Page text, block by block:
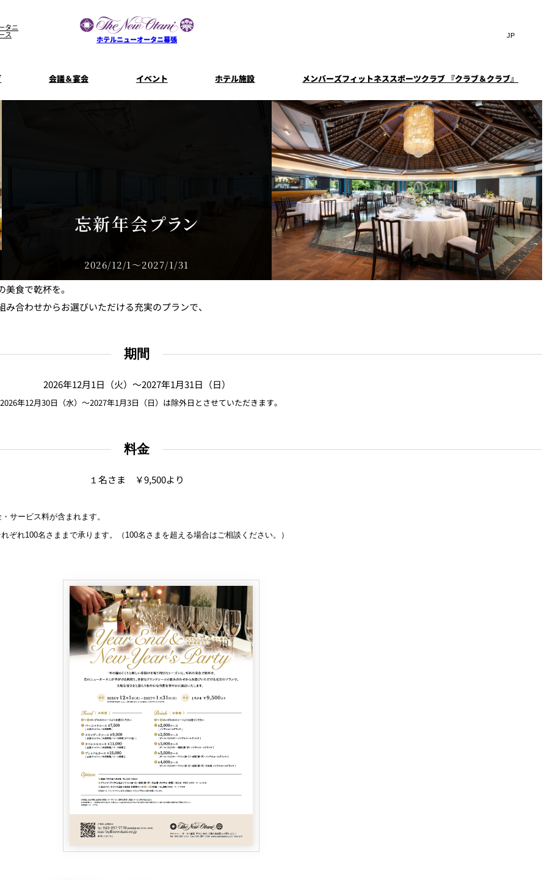
ホテルニューオータニ幕張
タニ
ス Search
サ
内
索
窓
を
開
閉
言
替
ニ
ュ
ー
を
開
閉
JP (日本語)
Select Language▼
宿泊プラン一覧
ニューオータニクラブ会
員限定
スイートご宿泊特典
～BREAKFAST～
ルームサービス
～ROOM SERVICE～
よくあるご質問
Sky Salon 欅
レストランギフト券 レストラン夏の涼宴プラ
レストラン個室お祝いプ
ラン
レストランご法要プラン チャペルでプロポーズデ
ウエディングスタイル フェア
料理・ケーキ プラン
資料請求 お問合せ
ホテルへのアクセス
会議＆宴会
ケータリングサービス
特典とオプション 宴会予約・お問合せフォ
ーム
イベント ホテル施設 メンバーズフィットネススポーツクラブ 『クラブ＆クラブ』
忘新年会プラン
2026/12/1～2027/1/31
美食で乾杯を。
み合わせからお選びいただける充実のプランで、
期間
2026年12月1日（火）～2027年1月31日（日）
年12月30日（水）～2027年1月3日（日） は除外日とさせていただきます。
料金
１名さま ￥9,500より
サービス料が含まれます。
ぞれ100名さままで承りま す。（100名さまを超える場合はご相談ください。）